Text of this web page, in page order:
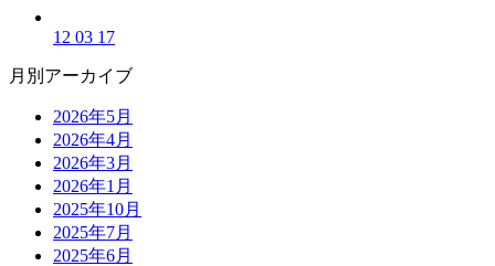
12 03 17
月別アーカイブ
2026年5月
2026年4月
2026年3月
2026年1月
2025年10月
2025年7月
2025年6月